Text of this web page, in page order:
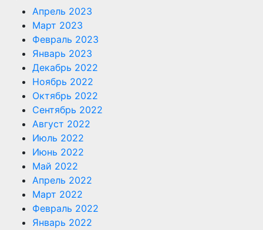
Апрель 2023
Март 2023
Февраль 2023
Январь 2023
Декабрь 2022
Ноябрь 2022
Октябрь 2022
Сентябрь 2022
Август 2022
Июль 2022
Июнь 2022
Май 2022
Апрель 2022
Март 2022
Февраль 2022
Январь 2022